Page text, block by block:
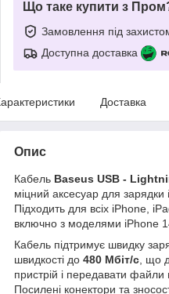
Що таке купити з
Замовлення під
Доступна доставка
Доставка
Опис
Кабель Baseus USB -
міцний аксесуар для зарядки
Підходить для всіх iPhone,
включно з моделями iPhone
Кабель підтримує швидку
швидкості до 480 Мбіт/с , що
пристрій і передавати файли
Посилені конектори та